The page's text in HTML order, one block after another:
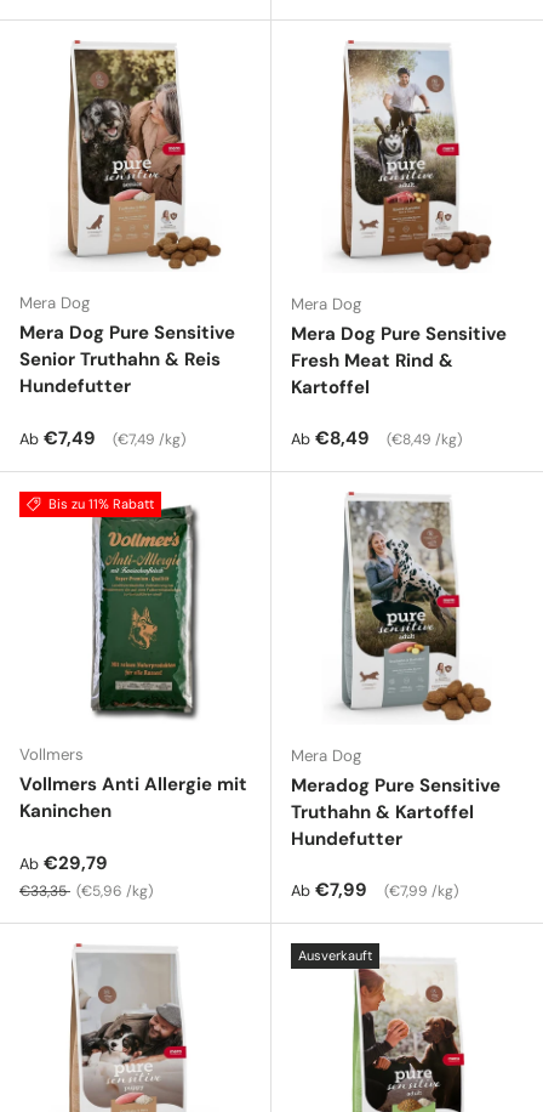
Mera Dog
Mera Dog Pure Sensitive
Senior Truthahn & Reis
Hundefutter
Normaler Preis
Ab €7,49 Grundpreis
€7,49 /kg
Mera Dog
Mera Dog Pure Sensitive
Fresh Meat Rind &
Kartoffel
Normaler Preis
Ab €8,49 Grundpreis
€8,49 /kg
Bis zu 11% Rabatt
Vollmers
Vollmers Anti Allergie mit
Kaninchen
Verkaufspreis
Ab €29,79
Normaler Preis
€33,35 Grundpreis
€5,96 /kg
Mera Dog
Meradog Pure Sensitive
Truthahn & Kartoffel
Hundefutter
Normaler Preis
Ab €7,99 Grundpreis
€7,99 /kg
Ausverkauft